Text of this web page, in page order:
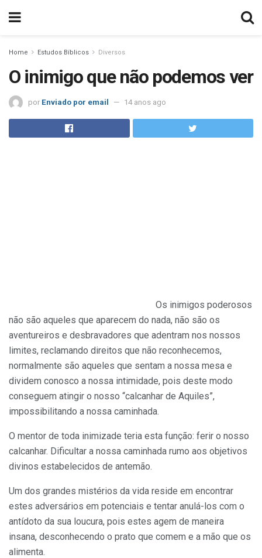
Home Estudos Bíblicos Diversos
O inimigo que não podemos ver
por Enviado por email 14 anos ago
Os inimigos poderosos
não são aqueles que aparecem do nada, não são os
aventureiros e desbravadores que adentram nos nossos
limites, reclamando direitos que não reconhecemos,
normalmente são aqueles que sentam a nossa mesa e
dividem conosco a nossa intimidade, pois deste modo
conseguem atingir o nosso “calcanhar de Aquiles”,
impossibilitando a nossa caminhada.
O mentor de toda inimizade teria esta função: ferir o nosso
calcanhar. Dificultar a nossa caminhada rumo aos objetivos
divinos estabelecidos de antemão.
Um dos grandes mistérios da vida reside em encontrar
estes adversários em potenciais e tentar anulá-los com o
antídoto da sua loucura, pois estes agem de maneira
insana, desconhecendo o prato que comem e a mão que os
alimenta.